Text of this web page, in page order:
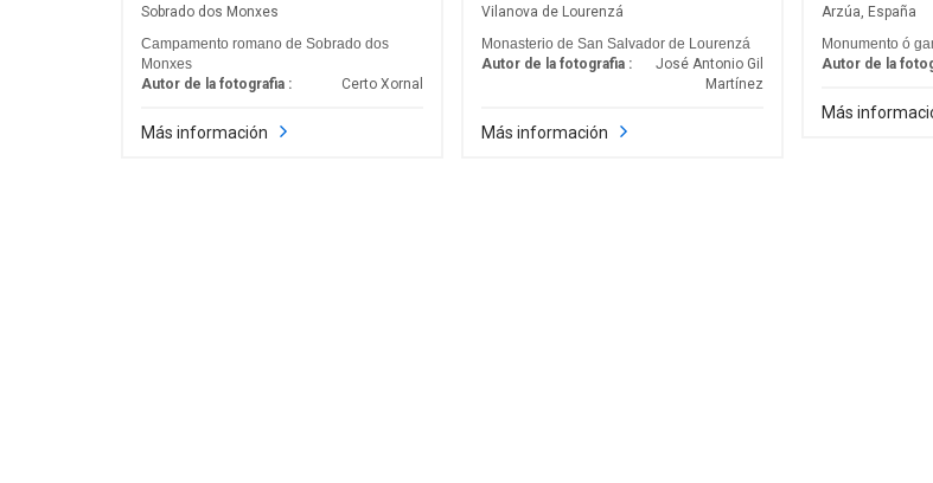
Sobrado dos Monxes
Campamento romano de Sobrado dos
Monxes
Autor de la fotografia :
Certo Xornal
Más información
Vilanova de Lourenzá
Monasterio de San Salvador de Lourenzá
Autor de la fotografia :
José Antonio Gil
Martínez
Más información
Arzúa, España
Monumento ó
Autor de la
Más